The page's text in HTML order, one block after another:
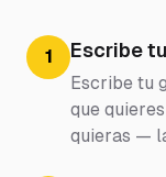
1 Escribe
Escribe tu
que
quieras —